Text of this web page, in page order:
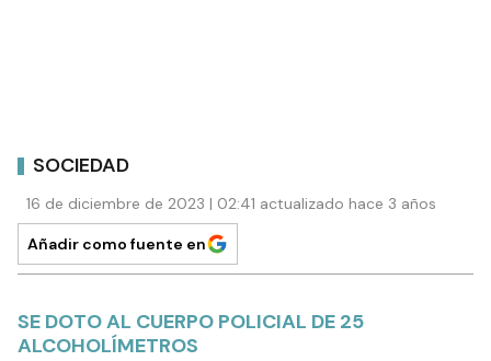
SOCIEDAD
16 de diciembre de 2023 | 02:41 actualizado hace 3 años
Añadir como fuente en
SE DOTO AL CUERPO POLICIAL DE 25
ALCOHOLÍMETROS